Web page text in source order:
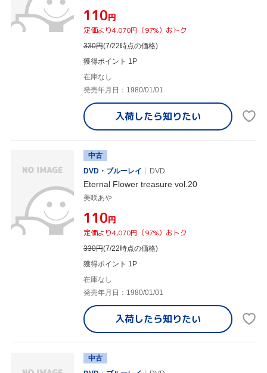
¥110円
定価より4,070円（97%）おトク
330円(7/22時点の価格)
獲得ポイント 1P
在庫なし
発売年月日：1980/01/01
入荷したら知りたい
中古
DVD・ブルーレイ
DVD
Eternal Flower treasure vol.20
美咲あや
¥110円
定価より4,070円（97%）おトク
330円(7/22時点の価格)
獲得ポイント 1P
在庫なし
発売年月日：1980/01/01
入荷したら知りたい
中古